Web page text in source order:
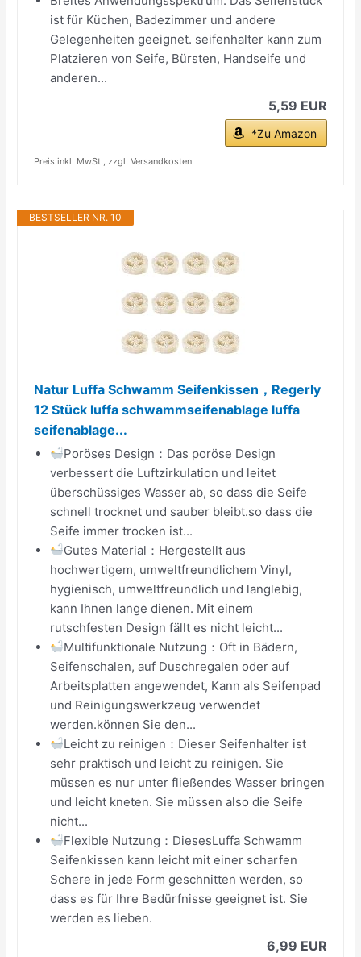
ist für Küchen, Badezimmer und andere
Gelegenheiten geeignet. seifenhalter kann zum
Platzieren von Seife, Bürsten, Handseife und
anderen...
5,59 EUR
*Zu Amazon
Preis inkl. MwSt., zzgl. Versandkosten
BESTSELLER NR. 10
Natur Luffa Schwamm Seifenkissen，Regerly
12 Stück luffa schwammseifenablage luffa
seifenablage...
Poröses Design：Das poröse Design
verbessert die Luftzirkulation und leitet
überschüssiges Wasser ab, so dass die Seife
schnell trocknet und sauber bleibt.so dass die
Seife immer trocken ist...
Gutes Material：Hergestellt aus
hochwertigem, umweltfreundlichem Vinyl,
hygienisch, umweltfreundlich und langlebig,
kann Ihnen lange dienen. Mit einem
rutschfesten Design fällt es nicht leicht...
Multifunktionale Nutzung：Oft in Bädern,
Seifenschalen, auf Duschregalen oder auf
Arbeitsplatten angewendet, Kann als Seifenpad
und Reinigungswerkzeug verwendet
werden.können Sie den...
Leicht zu reinigen：Dieser Seifenhalter ist
sehr praktisch und leicht zu reinigen. Sie
müssen es nur unter fließendes Wasser bringen
und leicht kneten. Sie müssen also die Seife
nicht...
Flexible Nutzung：DiesesLuffa Schwamm
Seifenkissen kann leicht mit einer scharfen
Schere in jede Form geschnitten werden, so
dass es für Ihre Bedürfnisse geeignet ist. Sie
werden es lieben.
6,99 EUR